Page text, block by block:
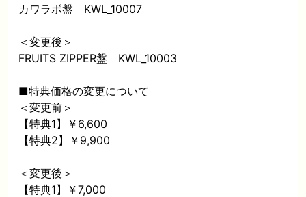
カワラボ盤 KWL_10007
＜変更後＞
FRUITS ZIPPER盤 KWL_10003
■特典価格の変更について
＜変更前＞
【特典1】￥6,600
【特典2】￥9,900
＜変更後＞
【特典1】￥7,000